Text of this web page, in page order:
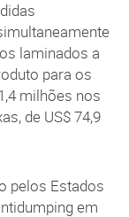
laminados a
para os
milhões nos
de US$ 74,9
pelos Estados
em